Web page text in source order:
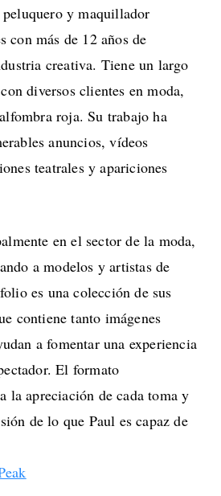
peluquero y maquillador
con más de 12 años de
creativa. Tiene un largo
diversos clientes en moda,
roja. Su trabajo ha
anuncios, vídeos
teatrales y apariciones
en el sector de la moda,
a modelos y artistas de
es una colección de sus
contiene tanto imágenes
a fomentar una experiencia
El formato
la apreciación de cada toma y
de lo que Paul es capaz de